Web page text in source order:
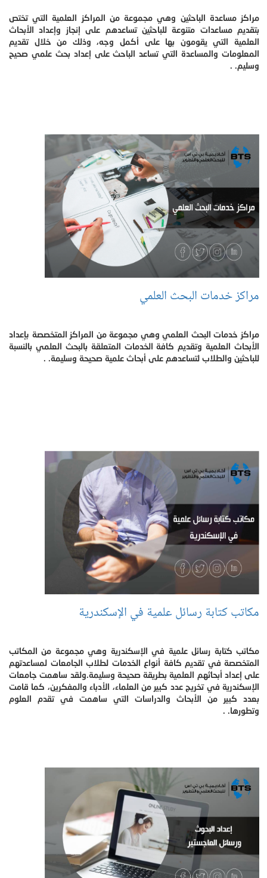
مراكز مساعدة الباحثين وهي مجموعة من المراكز العلمية التي تختص
بتقديم مساعدات متنوعة للباحثين تساعدهم على إنجاز وإعداد الأبحاث
العلمية التي يقومون بها على أكمل وجه، وذلك من خلال تقديم
المعلومات والمساعدة التي تساعد الباحث على إعداد بحث علمي صحيح
وسليم. .
مراكز خدمات البحث العلمي
مراكز خدمات البحث العلمي وهي مجموعة من المراكز المتخصصة بإعداد
الأبحاث العلمية وتقديم كافة الخدمات المتعلقة بالبحث العلمي بالنسبة
للباحثين والطلاب لتساعدهم على أبحاث علمية صحيحة وسليمة. .
مكاتب كتابة رسائل علمية في الإسكندرية
مكاتب كتابة رسائل علمية في الإسكندرية وهي مجموعة من المكاتب
المتخصصة في تقديم كافة أنواع الخدمات لطلاب الجامعات لمساعدتهم
على إعداد أبحاثهم العلمية بطريقة صحيحة وسليمة.ولقد ساهمت جامعات
الإسكندرية في تخريج عدد كبير من العلماء، الأدباء والمفكرين، كما قامت
بعدد كبير من الأبحاث والدراسات التي ساهمت في تقدم العلوم
وتطورها. .